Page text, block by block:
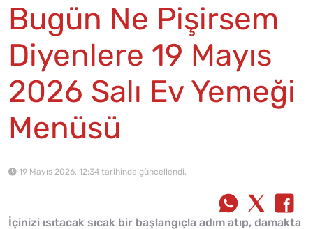
Bugün Ne Pişirsem
Diyenlere 19 Mayıs
2026 Salı Ev Yemeği
Menüsü
19 Mayıs 2026, 12:34 tarihinde güncellendi.
İçinizi ısıtacak sıcak bir başlangıçla adım atıp, damakta